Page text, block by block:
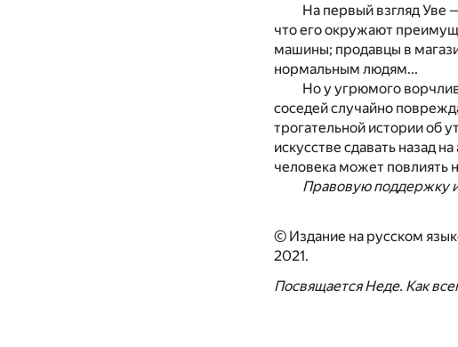
На первый взгляд Уве
что его окружают
машины; продавцы в
нормальным людям...
Но у угрюмого
соседей случайно
трогательной истории об
искусстве сдавать назад
человека может повлиять
Правовую поддержку
© Издание на русском
2021.
Посвящается Неде. Как